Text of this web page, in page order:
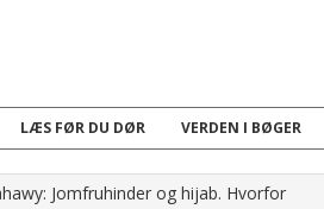
LÆS FØR DU DØR VERDEN I BØGER
Jomfruhinder og hijab. Hvorfor